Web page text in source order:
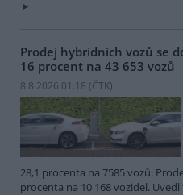
Prodej hybridních vozů se
16 procent na 43 653 vozů
8.8.2026 01:18 (ČTK)
28,1 procenta na 7585 vozů.
procenta na 10 168 vozidel.